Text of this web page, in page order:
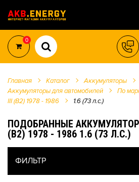
0
Главная Каталог
Аккумуляторы
Аккумуляторы для автомобилей
По
III (B2) 1978 - 1986
1.6 (73 л.с.)
ПОДОБРАННЫЕ
(B2) 1978 - 1986 1.6 (73 Л.С.)
ФИЛЬТР